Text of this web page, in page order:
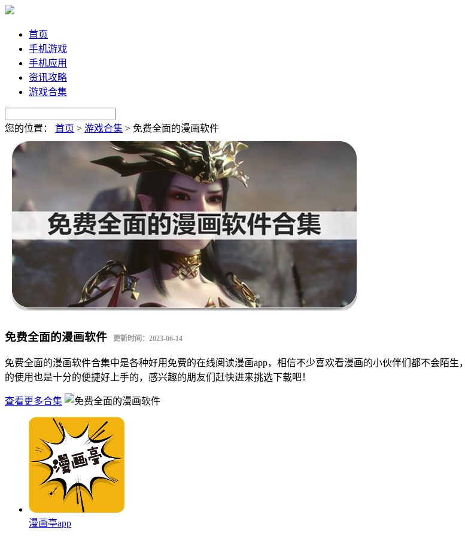
首页
手机游戏
手机应用
资讯攻略
游戏合集
您的位置： 首页 > 游戏合集 > 免费全面的漫画软件
免费全面的漫画软件 更新时间：2023-06-14
免费全面的漫画软件合集中是各种好用免费的在线阅读漫画app，相信不少喜欢看漫画的小伙伴们都不会陌
的使用也是十分的便捷好上手的，感兴趣的朋友们赶快进来挑选下载吧！
查看更多合集
漫画亭app